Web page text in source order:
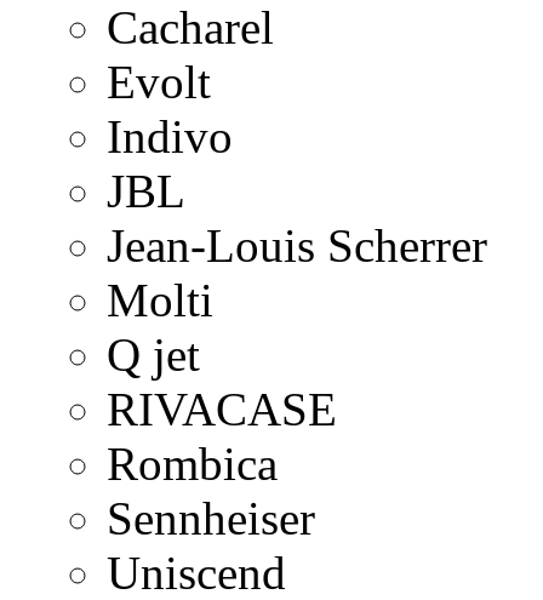
Cacharel
Evolt
Indivo
JBL
Jean-Louis Scherrer
Molti
Q jet
RIVACASE
Rombica
Sennheiser
Uniscend